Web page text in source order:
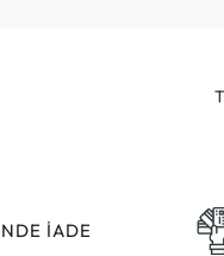
İADE